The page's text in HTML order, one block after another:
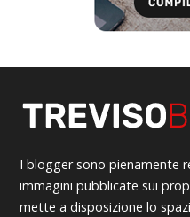
I blogger sono pienamente
immagini pubblicate sui
mette a disposizione lo